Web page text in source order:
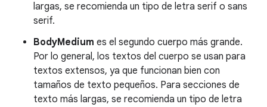
largas, se recomienda un tipo de letra serif o sans
serif.
BodyMedium es el segundo cuerpo más grande.
Por lo general, los textos del cuerpo se usan para
textos extensos, ya que funcionan bien con
tamaños de texto pequeños. Para secciones de
texto más largas, se recomienda un tipo de letra